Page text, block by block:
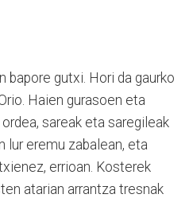
bapore gutxi. Hori da gaurko
Haien gurasoen eta
sareak eta saregileak
lur eremu zabalean, eta
errioan. Kosterek
atarian arrantza tresnak